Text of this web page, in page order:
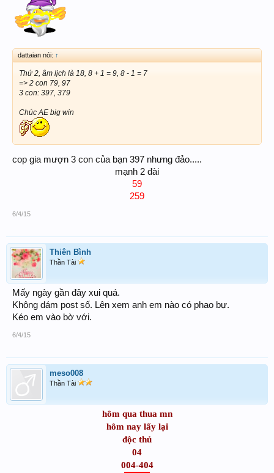
dattaian nói: ↑
Thứ 2, âm lịch là 18, 8 + 1 = 9, 8 - 1 = 7
=> 2 con 79, 97
3 con: 397, 379
Chúc AE big win
cop gia mượn 3 con của bạn 397 nhưng đảo.....
mạnh 2 đài
59
259
6/4/15
Thiên Bình
Thần Tài
Mấy ngày gần đây xui quá.
Không dám post số. Lên xem anh em nào có phao bự.
Kéo em vào bờ với.
6/4/15
meso008
Thần Tài
hôm qua thua mn
hôm nay lấy lại
độc thủ
04
004-404